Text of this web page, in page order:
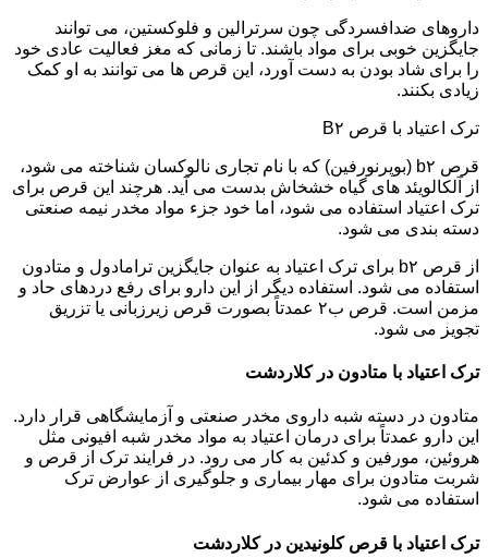
داروهای ضدافسردگی چون سرترالین و فلوکستین، می توانند
جایگزین خوبی برای مواد باشند. تا زمانی که مغز فعالیت عادی خود
را برای شاد بودن به دست آورد، این قرص ها می توانند به او کمک
زیادی بکنند.
ترک اعتیاد با قرص B۲
قرص b۲ (بوپرنورفین) که با نام تجاری نالوکسان شناخته می شود،
از آلکالویئد های گیاه خشخاش بدست می آید. هرچند این قرص برای
ترک اعتیاد استفاده می شود، اما خود جزء مواد مخدر نیمه صنعتی
دسته بندی می شود.
از قرص b۲ برای ترک اعتیاد به عنوان جایگزین ترامادول و متادون
استفاده می شود. استفاده دیگر از این دارو برای رفع دردهای حاد و
مزمن است. قرص ب۲ عمدتاً بصورت قرص زیرزبانی یا تزریق
تجویز می شود.
ترک اعتیاد با متادون در کلاردشت
متادون در دسته شبه داروی مخدر صنعتی و آزمایشگاهی قرار دارد.
این دارو عمدتاً برای درمان اعتیاد به مواد مخدر شبه افیونی مثل
هروئین، مورفین و کدئین به کار می رود. در فرایند ترک از قرص و
شربت متادون برای مهار بیماری و جلوگیری از عوارض ترک
استفاده می شود.
ترک اعتیاد با قرص کلونیدین در کلاردشت